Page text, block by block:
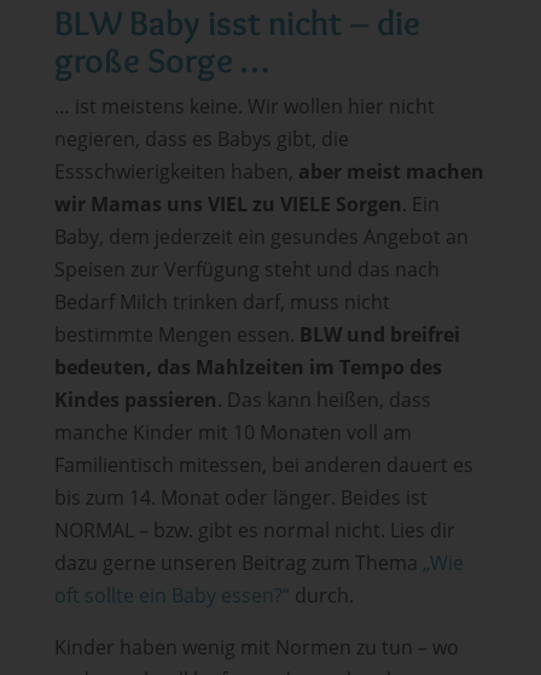
BLW Baby isst nicht – die
große Sorge …
… ist meistens keine. Wir wollen hier nicht
negieren, dass es Babys gibt, die
Essschwierigkeiten haben, aber meist machen
wir Mamas uns VIEL zu VIELE Sorgen. Ein
Baby, dem jederzeit ein gesundes Angebot an
Speisen zur Verfügung steht und das nach
Bedarf Milch trinken darf, muss nicht
bestimmte Mengen essen. BLW und breifrei
bedeuten, das Mahlzeiten im Tempo des
Kindes passieren. Das kann heißen, dass
manche Kinder mit 10 Monaten voll am
Familientisch mitessen, bei anderen dauert es
bis zum 14. Monat oder länger. Beides ist
NORMAL – bzw. gibt es normal nicht. Lies dir
dazu gerne unseren Beitrag zum Thema „Wie
oft sollte ein Baby essen?“ durch.
Kinder haben wenig mit Normen zu tun – wo